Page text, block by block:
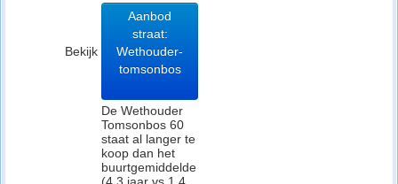
Bekijk
Aanbod
straat:
Wethouder-
tomsonbos
De Wethouder
Tomsonbos 60
staat al langer te
koop dan het
buurtgemiddelde